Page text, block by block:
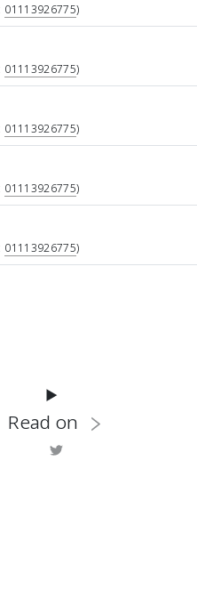
01113926775)
01113926775)
01113926775)
01113926775)
01113926775)
Read on